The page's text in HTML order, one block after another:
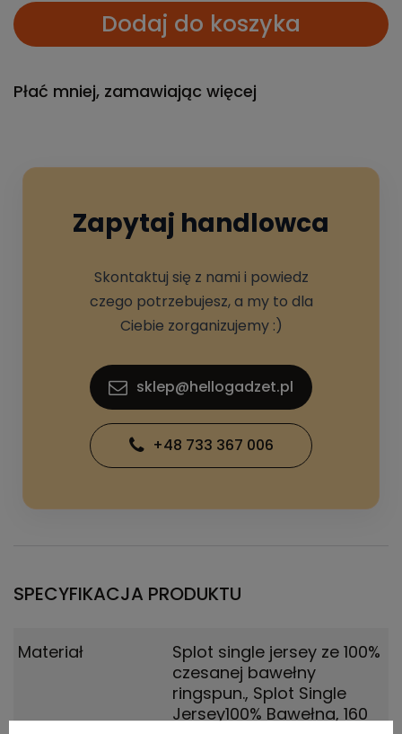
Dodaj do koszyka
Płać mniej, zamawiając więcej
Zapytaj handlowca
Skontaktuj się z nami i powiedz
czego potrzebujesz, a my to dla
Ciebie zorganizujemy :)
sklep@hellogadzet.pl
+48 733 367 006
SPECYFIKACJA PRODUKTU
Materiał
Splot single jersey ze 100%
czesanej bawełny
ringspun., Splot Single
Jersey100% Bawełna, 160